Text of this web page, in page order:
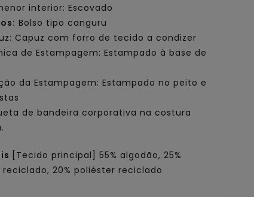
interior: Escovado
Bolso tipo canguru
Capuz com forro de tecido a condizer
de Estampagem: Estampado à base de
da Estampagem: Estampado no peito e
de bandeira corporativa na costura
[Tecido principal] 55% algodão, 25%
reciclado, 20% poliéster reciclado